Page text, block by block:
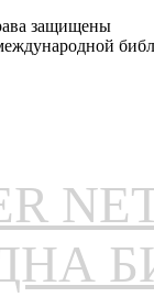
защищены